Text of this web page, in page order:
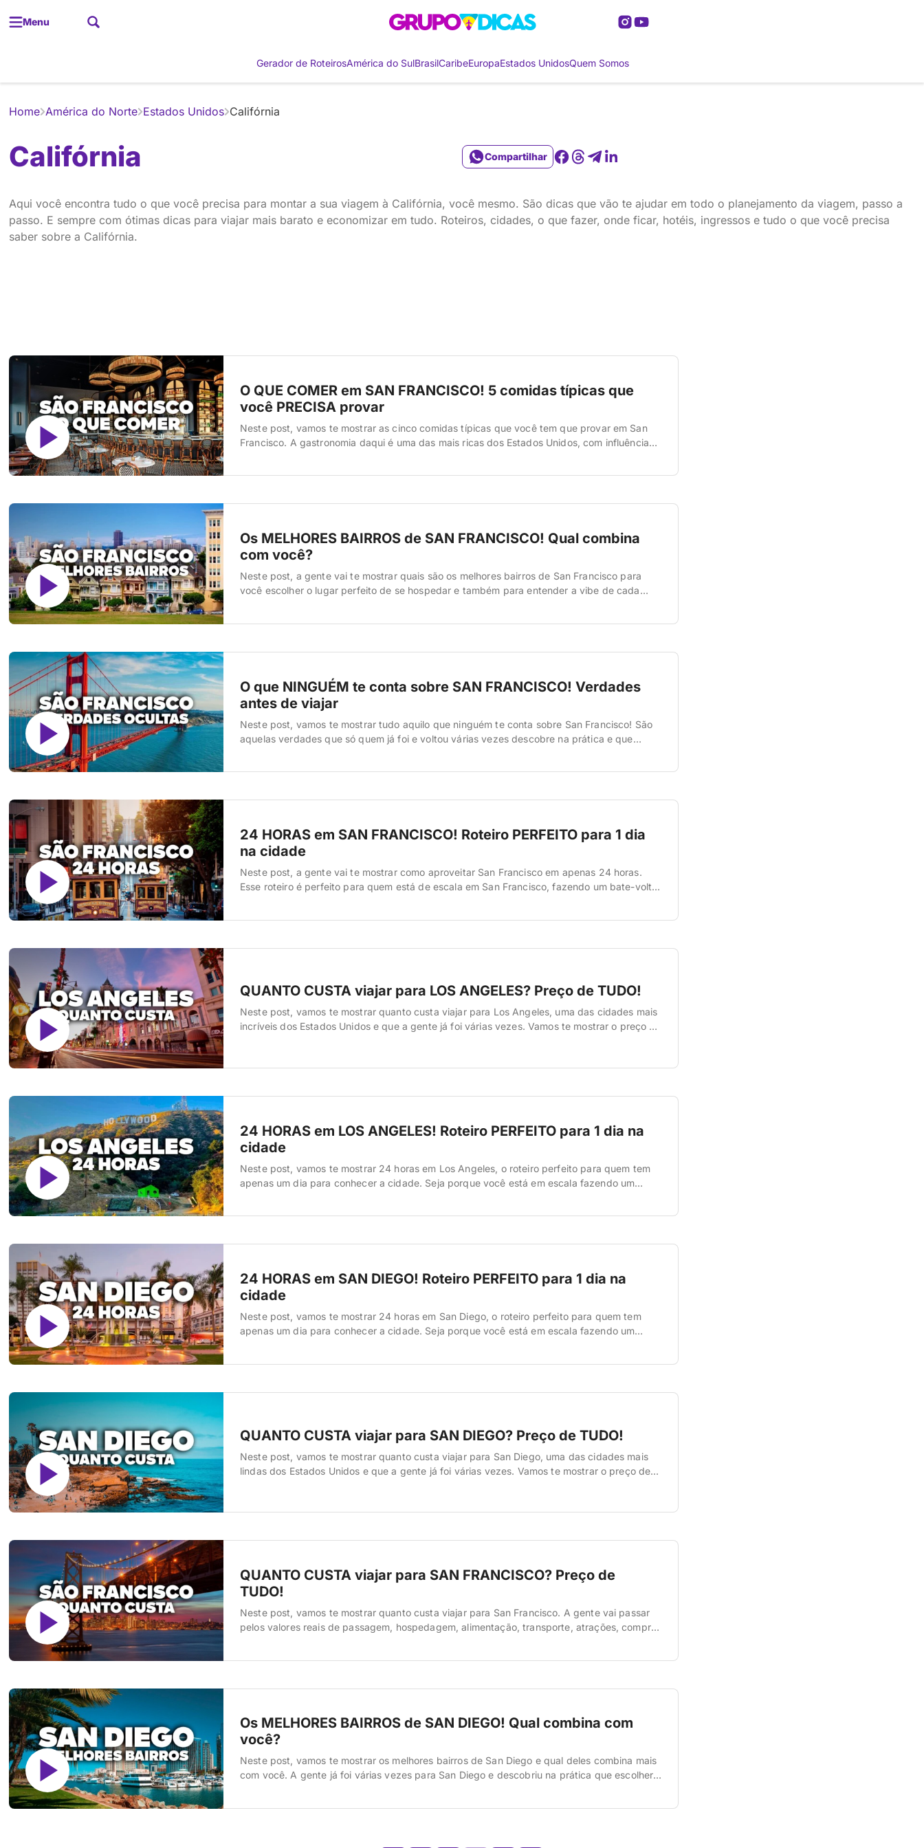
Menu
Gerador de RoteirosAmérica do SulBrasilCaribeEuropaEstados UnidosQuem Somos
Home América do Norte Estados Unidos Califórnia
Califórnia Compartilhar
Aqui você encontra tudo o que você precisa para montar a sua viagem à Califórnia, você mesmo. São dicas que vão te ajudar em todo o planejamento da viagem, passo a
passo. E sempre com ótimas dicas para viajar mais barato e economizar em tudo. Roteiros, cidades, o que fazer, onde ficar, hotéis, ingressos e tudo o que você precisa
saber sobre a Califórnia.
O QUE COMER em SAN FRANCISCO! 5 comidas típicas que
você PRECISA provar
Neste post, vamos te mostrar as cinco comidas típicas que você tem que provar em San
Francisco. A gastronomia daqui é uma das mais ricas dos Estados Unidos, com influência
Os MELHORES BAIRROS de SAN FRANCISCO! Qual combina
com você?
Neste post, a gente vai te mostrar quais são os melhores bairros de San Francisco para
você escolher o lugar perfeito de se hospedar e também para entender a vibe de cada
O que NINGUÉM te conta sobre SAN FRANCISCO! Verdades
antes de viajar
Neste post, vamos te mostrar tudo aquilo que ninguém te conta sobre San Francisco! São
aquelas verdades que só quem já foi e voltou várias vezes descobre na prática e que
24 HORAS em SAN FRANCISCO! Roteiro PERFEITO para 1 dia
na cidade
Neste post, a gente vai te mostrar como aproveitar San Francisco em apenas 24 horas.
Esse roteiro é perfeito para quem está de escala em San Francisco, fazendo um bate-volta
QUANTO CUSTA viajar para LOS ANGELES? Preço de TUDO!
Neste post, vamos te mostrar quanto custa viajar para Los Angeles, uma das cidades mais
incríveis dos Estados Unidos e que a gente já foi várias vezes. Vamos te mostrar o preço de
24 HORAS em LOS ANGELES! Roteiro PERFEITO para 1 dia na
cidade
Neste post, vamos te mostrar 24 horas em Los Angeles, o roteiro perfeito para quem tem
apenas um dia para conhecer a cidade. Seja porque você está em escala fazendo um
24 HORAS em SAN DIEGO! Roteiro PERFEITO para 1 dia na
cidade
Neste post, vamos te mostrar 24 horas em San Diego, o roteiro perfeito para quem tem
apenas um dia para conhecer a cidade. Seja porque você está em escala fazendo um
QUANTO CUSTA viajar para SAN DIEGO? Preço de TUDO!
Neste post, vamos te mostrar quanto custa viajar para San Diego, uma das cidades mais
lindas dos Estados Unidos e que a gente já foi várias vezes. Vamos te mostrar o preço de
QUANTO CUSTA viajar para SAN FRANCISCO? Preço de
TUDO!
Neste post, vamos te mostrar quanto custa viajar para San Francisco. A gente vai passar
pelos valores reais de passagem, hospedagem, alimentação, transporte, atrações, compras
Os MELHORES BAIRROS de SAN DIEGO! Qual combina com
você?
Neste post, vamos te mostrar os melhores bairros de San Diego e qual deles combina mais
com você. A gente já foi várias vezes para San Diego e descobriu na prática que escolher o